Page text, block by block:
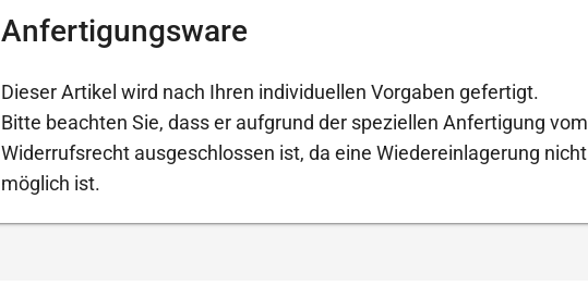
Anfertigungsware
Dieser Artikel wird nach Ihren individuellen Vorgaben gefertigt.
Bitte beachten Sie, dass er aufgrund der speziellen Anfertigung vom
Widerrufsrecht ausgeschlossen ist, da eine Wiedereinlagerung nicht
möglich ist.